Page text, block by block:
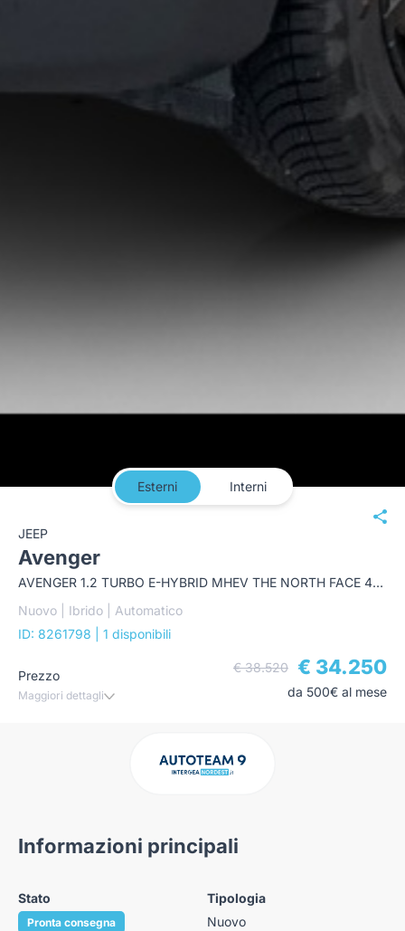
Esterni Interni
JEEP
Avenger
AVENGER 1.2 TURBO E-HYBRID MHEV THE NORTH FACE 4XE 145CV EDCT6
Nuovo | Ibrido | Automatico
ID: 8261798
| 1 disponibili
Prezzo
Maggiori dettagli
€ 38.520 € 34.250
da 500€ al mese
Informazioni principali
Stato
Pronta consegna
Tipologia
Nuovo